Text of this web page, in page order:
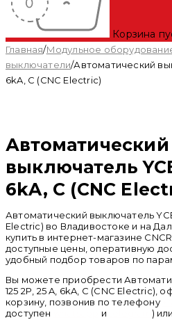
Корзина
Главная/Модульное
выключатели/Автоматический
6kA, C (CNC Electric)
Автоматический
выключатель
6kA, C (CNC
Автоматический выключатель
Electric) во Владивостоке и на
купить в интернет-магазине
доступные цены, оперативную
удобный подбор товаров по
Вы можете приобрести
125 2P, 25 A, 6kA, C (CNC Electric),
корзину, позвонив по телефону
доступен
и
)